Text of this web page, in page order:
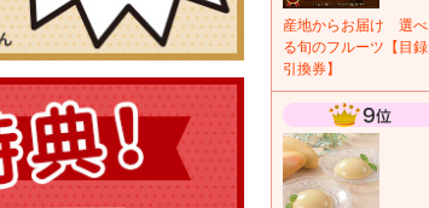
産地からお届け 選べ
る旬のフルーツ【目録
引換券】